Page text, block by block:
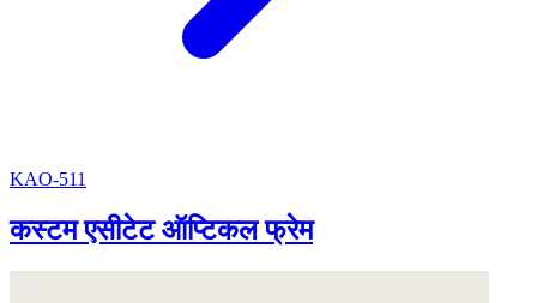
KAO-511
कस्टम एसीटेट ऑप्टिकल फ्रेम